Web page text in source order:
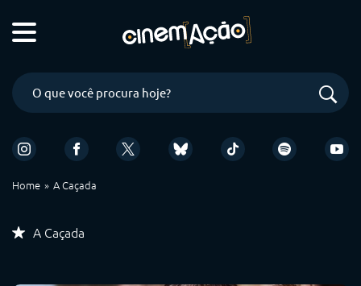
Home A Caçada
A Caçada